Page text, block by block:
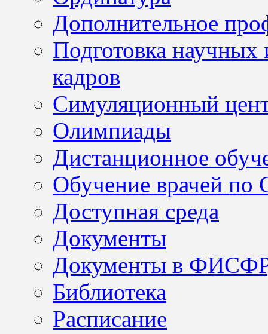
Дополнительное
Подготовка научных
кадров
Симуляционный
Олимпиады
Дистанционное
Обучение врачей по
Доступная среда
Документы
Документы в
Библиотека
Расписание